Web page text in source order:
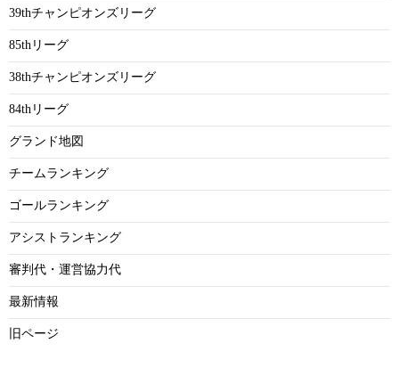
39thチャンピオンズリーグ
85thリーグ
38thチャンピオンズリーグ
84thリーグ
グランド地図
チームランキング
ゴールランキング
アシストランキング
審判代・運営協力代
最新情報
旧ページ